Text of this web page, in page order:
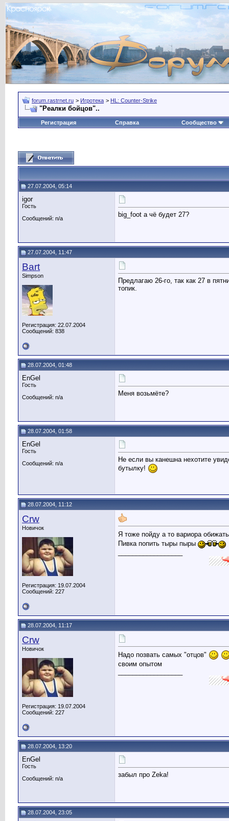
forum.rastrnet.ru > Игротека > HL: Counter-Strike
"Реалки бойцов"..
Регистрация Справка Сообщество
27.07.2004, 05:14
igor
Гость
Сообщений: n/a
big_foot а чё будет 27?
27.07.2004, 11:47
Bart
Simpson
Регистрация: 22.07.2004
Сообщений: 838
Предлагаю 26-го, так как 27 в
топик.
28.07.2004, 01:48
EnGel
Гость
Сообщений: n/a
Меня возьмёте?
28.07.2004, 01:58
EnGel
Гость
Сообщений: n/a
Не если вы канешна нехотите
бутылку!
28.07.2004, 11:12
Crw
Новичок
Регистрация: 19.07.2004
Сообщений: 227
Я тоже пойду а то вариора
Пивка попить тыры пыры
28.07.2004, 11:17
Crw
Новичок
Регистрация: 19.07.2004
Сообщений: 227
Надо позвать самых "отцов"
своим опытом
28.07.2004, 13:20
EnGel
Гость
Сообщений: n/a
забыл про Zekа!
28.07.2004, 23:05